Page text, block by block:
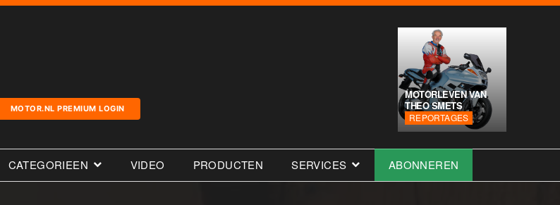
MOTOR.NL PREMIUM LOGIN
MOTORLEVEN VAN
THEO SMETS
REPORTAGES
CATEGORIEEN VIDEO PRODUCTEN SERVICES ABONNEREN